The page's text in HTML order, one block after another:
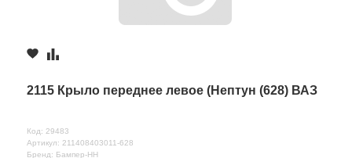
2115 Крыло переднее левое (Нептун (628) ВАЗ
Код: 29483
Артикул: 211408403011-628
Бренд: Бампер-НН